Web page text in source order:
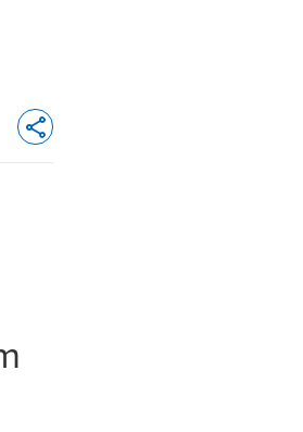
Opens In A New Window/tab